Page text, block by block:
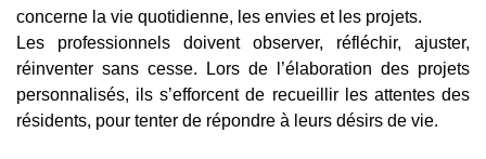
concerne la vie quotidienne, les envies et les projets.
Les professionnels doivent observer, réfléchir, ajuster,
réinventer sans cesse. Lors de l’élaboration des projets
personnalisés, ils s’efforcent de recueillir les attentes des
résidents, pour tenter de répondre à leurs désirs de vie.